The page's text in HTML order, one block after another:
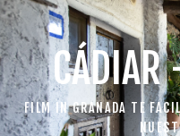
CÁDIAR
FILM IN GRANADA TE